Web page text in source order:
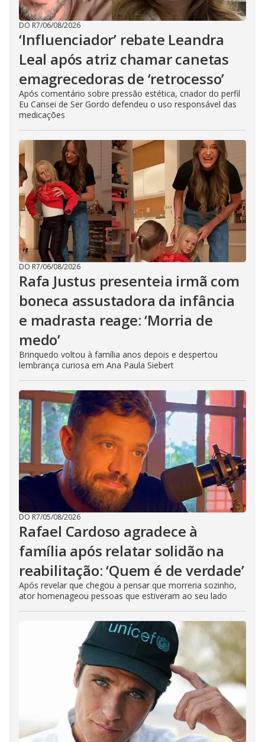
DO R7/06/08/2026
‘Influenciador’ rebate Leandra
Leal após atriz chamar canetas
emagrecedoras de ‘retrocesso’
Após comentário sobre pressão estética, criador do perfil
Eu Cansei de Ser Gordo defendeu o uso responsável das
medicações
DO R7/06/08/2026
Rafa Justus presenteia irmã com
boneca assustadora da infância
e madrasta reage: ‘Morria de
medo’
Brinquedo voltou à família anos depois e despertou
lembrança curiosa em Ana Paula Siebert
DO R7/05/08/2026
Rafael Cardoso agradece à
família após relatar solidão na
reabilitação: ‘Quem é de verdade’
Após revelar que chegou a pensar que morreria sozinho,
ator homenageou pessoas que estiveram ao seu lado